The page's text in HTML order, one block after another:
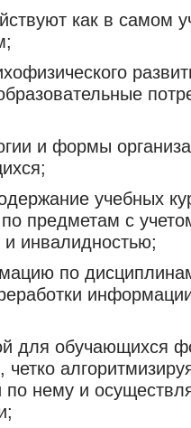
как в самом
и формы
учебных
по предметам с
инвалидностью;
по
для обучающихся
по нему и